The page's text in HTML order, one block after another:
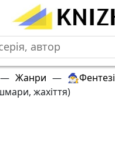
— Жанри — 🧙‍♂️Фентезі
жахіття)